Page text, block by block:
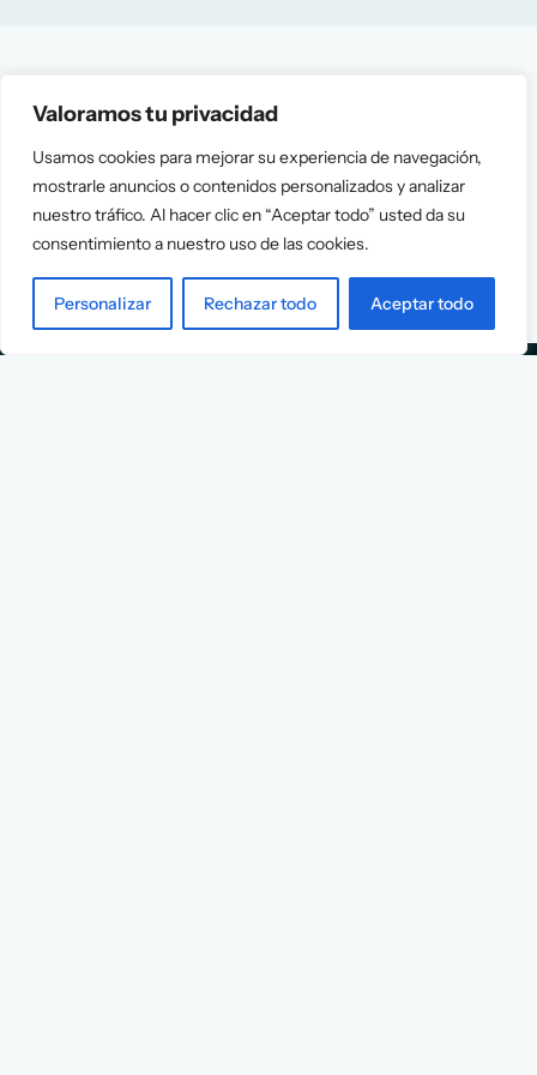
Valoramos tu privacidad
Usamos cookies para mejorar su experiencia de navegación,
mostrarle anuncios o contenidos personalizados y analizar
nuestro tráfico. Al hacer clic en “Aceptar todo” usted da su
consentimiento a nuestro uso de las cookies.
Personalizar Rechazar todo Aceptar todo